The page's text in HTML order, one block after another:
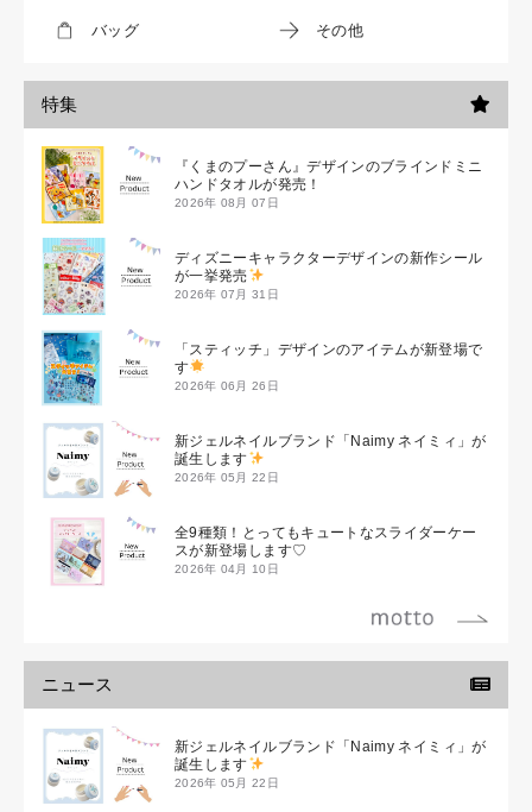
バッグ その他
特集
『くまのプーさん』デザインのブラインドミニ
ハンドタオルが発売！
2026年 08月 07日
ディズニーキャラクターデザインの新作シール
が一挙発売
2026年 07月 31日
「スティッチ」デザインのアイテムが新登場で
す
2026年 06月 26日
新ジェルネイルブランド「Naimy ネイミィ」が
誕生します
2026年 05月 22日
全9種類！とってもキュートなスライダーケー
スが新登場します♡
2026年 04月 10日
ニュース
新ジェルネイルブランド「Naimy ネイミィ」が
誕生します
2026年 05月 22日